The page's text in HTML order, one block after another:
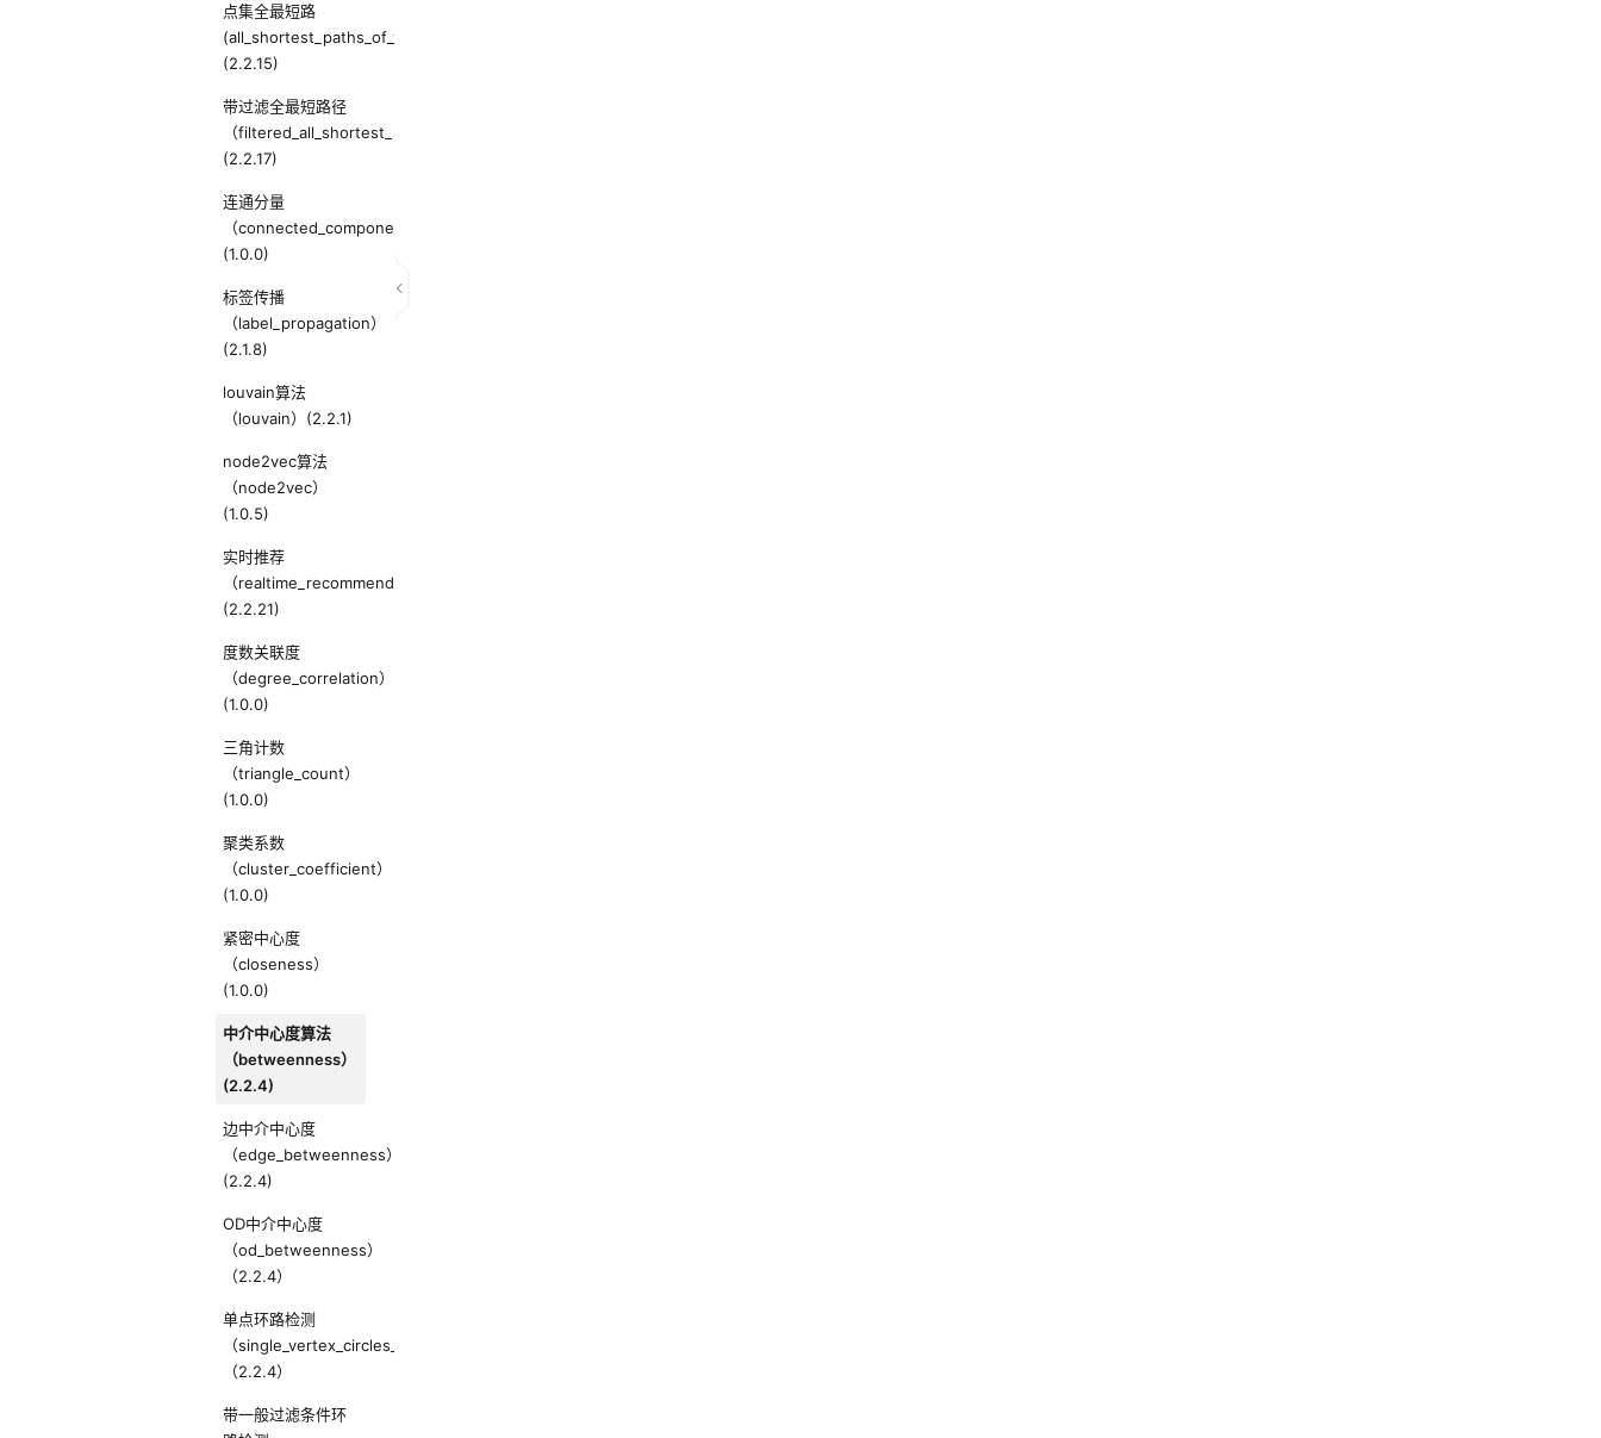
点集全最短路
(all_shortest_paths_of_vertex_sets)
(2.2.15)
带过滤全最短路径
（filtered_all_shortest_paths）
(2.2.17)
连通分量
（connected_component）
(1.0.0)
标签传播
（label_propagation）
(2.1.8)
louvain算法
（louvain）(2.2.1)
node2vec算法
（node2vec）
(1.0.5)
实时推荐
（realtime_recommendation）
(2.2.21)
度数关联度
（degree_correlation）
(1.0.0)
三角计数
（triangle_count）
(1.0.0)
聚类系数
（cluster_coefficient）
(1.0.0)
紧密中心度
（closeness）
(1.0.0)
中介中心度算法
（betweenness）
(2.2.4)
边中介中心度
（edge_betweenness）
(2.2.4)
OD中介中心度
（od_betweenness）
（2.2.4）
单点环路检测
（single_vertex_circles_detection）
（2.2.4）
带一般过滤条件环